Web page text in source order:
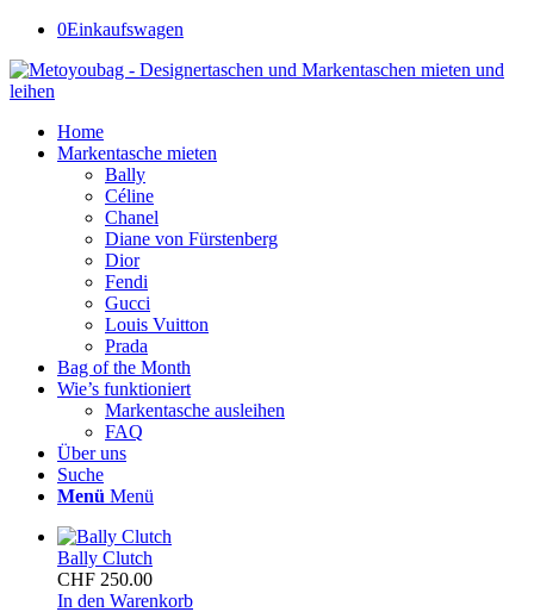
0Einkaufswagen
Home
Markentasche mieten
Bally
Céline
Chanel
Diane von Fürstenberg
Dior
Fendi
Gucci
Louis Vuitton
Prada
Bag of the Month
Wie’s funktioniert
Markentasche ausleihen
FAQ
Über uns
Suche
Menü Menü
Bally Clutch
CHF 250.00
In den Warenkorb